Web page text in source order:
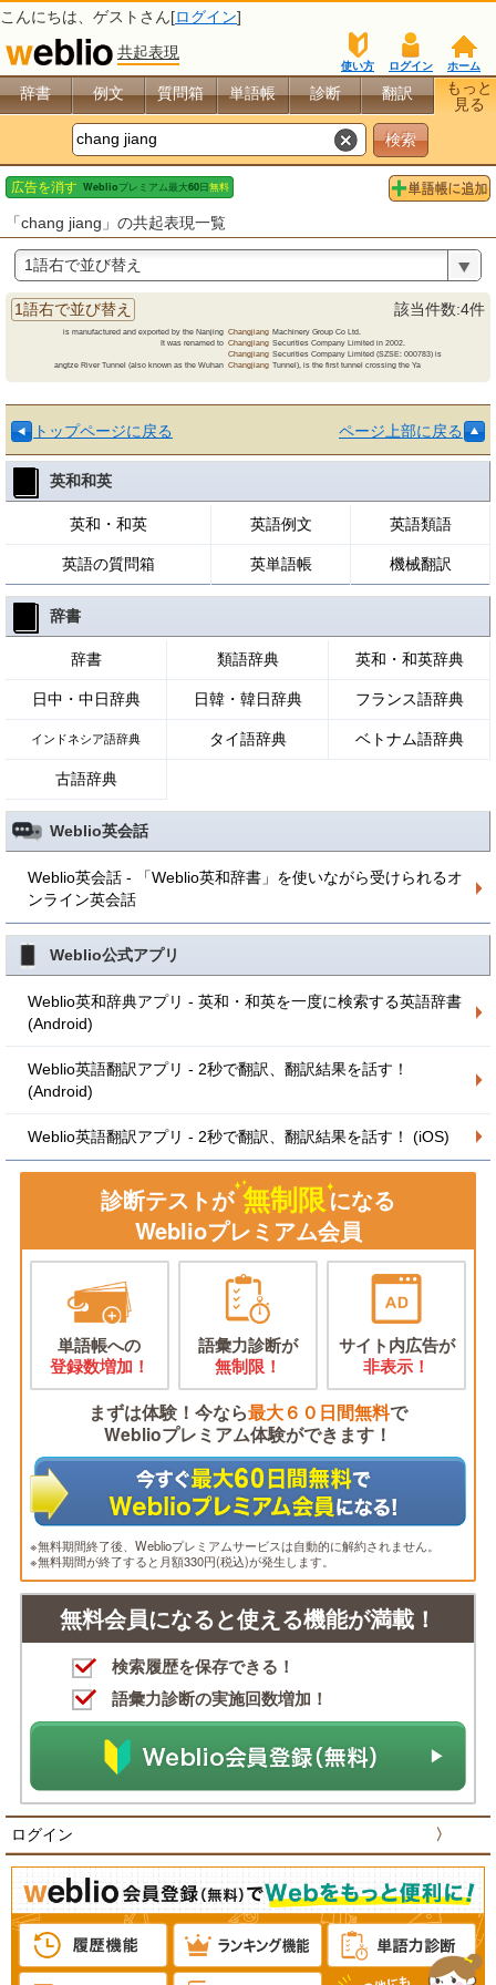
こんにちは、 ゲスト さん[ログイン]
共起表現
ホーム
ログイン
使い方
辞書 例文 質問箱 単語帳 診断 翻訳
もっと
見る
「chang jiang」の共起表現一覧
1語右で並び替え
1語右で並び替え 該当件数:4件
is manufactured and exported by the Nanjing Changjiang Machinery Group Co Ltd.
It was renamed to Changjiang Securities Company Limited in 2002.
Changjiang Securities Company Limited (SZSE: 000783) is
angtze River Tunnel (also known as the Wuhan Changjiang Tunnel), is the first tunnel crossing the Ya
トップページに戻る ページ上部に戻る
英和和英
英和・和英 英語例文 英語類語
英語の質問箱 英単語帳 機械翻訳
辞書
辞書 類語辞典 英和・和英辞典
日中・中日辞典 日韓・韓日辞典 フランス語辞典
インドネシア語辞典 タイ語辞典 ベトナム語辞典
古語辞典
Weblio英会話
Weblio英会話 - 「Weblio英和辞書」を使いながら受けられるオ
ンライン英会話
Weblio公式アプリ
Weblio英和辞典アプリ - 英和・和英を一度に検索する英語辞書
(Android)
Weblio英語翻訳アプリ - 2秒で翻訳、翻訳結果を話す！
(Android)
Weblio英語翻訳アプリ - 2秒で翻訳、翻訳結果を話す！ (iOS)
診断テストが 無制限になる
Weblioプレミアム会員
単語帳への
登録数増加！
語彙力診断が
無制限！
サイト内広告が
非表示！
まずは体験！今なら最大６０日間無料で
Weblioプレミアム体験ができます！
※無料期間終了後、Weblioプレミアムサービスは自動的に解約されません。
※無料期間が終了すると月額330円(税込)が発生します。
無料会員になると使える機能が満載！
検索履歴を保存できる！
語彙力診断の実施回数増加！
ログイン 〉